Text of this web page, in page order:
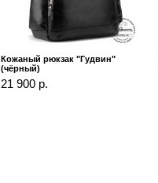
Кожаный рюкзак "Гудвин"
(чёрный)
21 900 р.